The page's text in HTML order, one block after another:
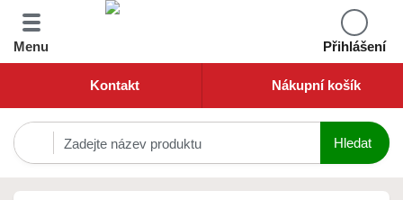
Menu Přihlášení
Kontakt Nákupní košík